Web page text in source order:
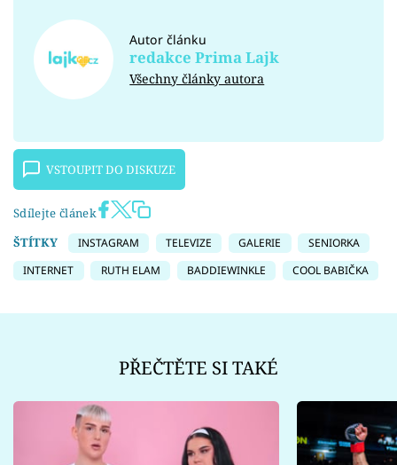
Autor článku
redakce Prima Lajk
Všechny články autora
VSTOUPIT DO DISKUZE
Sdílejte článek
ŠTÍTKY
INSTAGRAM TELEVIZE GALERIE
SENIORKA
INTERNET
RUTH ELAM BADDIEWINKLE COOL BABIČKA
PŘEČTĚTE SI TAKÉ